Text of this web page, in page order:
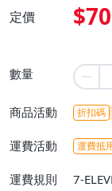
定價
數量
商品活動 折扣碼
運費活動 運費抵
運費規則
7-